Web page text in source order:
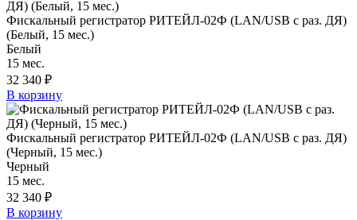
Фискальный регистратор РИТЕЙЛ-02Ф (LAN/USB с раз. ДЯ)
(Белый, 15 мес.)
Белый
15 мес.
32 340 ₽
В корзину
Фискальный регистратор РИТЕЙЛ-02Ф (LAN/USB с раз. ДЯ)
(Черный, 15 мес.)
Черный
15 мес.
32 340 ₽
В корзину